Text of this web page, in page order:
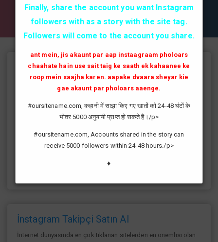
✔✔✔ AKTİF TAKİPCİ SATIN AL ✔✔✔
Instagram Takipçi Hilesi
instagram'da artık yüksek takipçi kasmak eskisi kadar zor değil
fenomen yolunda ilerlemesi daha da kolaylaşmıştır.instagram
fenomeni ne gibi fayda sağlar?öncelikle bir çok kişi meslek
kredilerden her gün yararlanıp sayfanızı yüksek seviyelere
İnstagram Takipçi Satın Al
İnternet dünyasında en çok tıklanan sitelerden en önemlisi olan
Finally, share the account you want Instagram
followers with as a story with the site tag.
Followers will come to the account you share.
ant mein, jis akaunt par aap instaagraam pholoars
chaahate hain use sait taig ke saath ek kahaanee ke
roop mein saajha karen. aapake dvaara sheyar kie
gae akaunt par pholoars aaenge.
#oursitename.com, कहानी में साझा किए गए खातों को 24-48 घंटों के
भीतर 5000 अनुयायी प्राप्त हो सकते हैं।/p>
#oursitename.com, Accounts shared in the story can
receive 5000 followers within 24-48 hours./p>
♦